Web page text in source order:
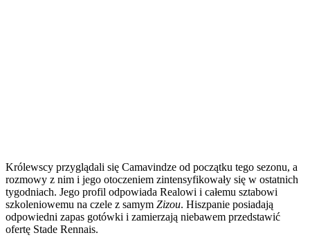
Królewscy przyglądali się Camavindze od początku tego sezonu, a
rozmowy z nim i jego otoczeniem zintensyfikowały się w ostatnich
tygodniach. Jego profil odpowiada Realowi i całemu sztabowi
szkoleniowemu na czele z samym Zizou. Hiszpanie posiadają
odpowiedni zapas gotówki i zamierzają niebawem przedstawić
ofertę Stade Rennais.